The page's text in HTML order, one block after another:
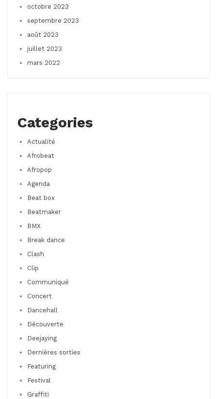
octobre 2023
septembre 2023
août 2023
juillet 2023
mars 2022
Categories
Actualité
Afrobeat
Afropop
Agenda
Beat box
Beatmaker
BMX
Break dance
Clash
Clip
Communiqué
Concert
Dancehall
Découverte
Deejaying
Dernières sorties
Featuring
Festival
Graffiti